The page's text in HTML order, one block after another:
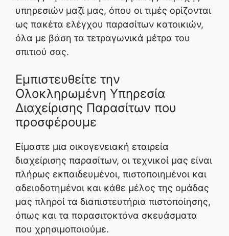
υπηρεσιών μαζί μας, όπου οι τιμές ορίζονται
ως πακέτα ελέγχου παρασίτων κατοικιών,
όλα με βάση τα τετραγωνικά μέτρα του
σπιτιού σας.
Εμπιστευθείτε την
Ολοκληρωμένη Υπηρεσία
Διαχείρισης Παρασίτων που
προσφέρουμε
Είμαστε μια οικογενειακή εταιρεία
διαχείρισης παρασίτων, οι τεχνικοί μας είναι
πλήρως εκπαιδευμένοι, πιστοποιημένοι και
αδειοδοτημένοι και κάθε μέλος της ομάδας
μας πληροί τα διαπιστευτήρια πιστοποίησης,
όπως και τα παρασιτοκτόνα σκευάσματα
που χρησιμοποιούμε.